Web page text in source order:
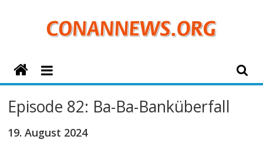
ConanNews.org
Conan
Episode 82: Ba-Ba-Banküberfall
19. August 2024